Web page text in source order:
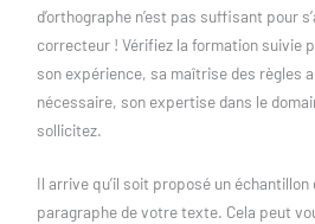
d’orthographe n’est pas suffisant pour
correcteur ! Vérifiez la formation suivie
son expérience, sa maîtrise des règles
nécessaire, son expertise dans le
sollicitez.
Il arrive qu’il soit proposé un
paragraphe de votre texte. Cela peut